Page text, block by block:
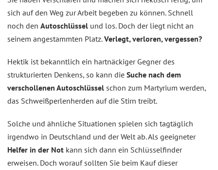
sich auf den Weg zur Arbeit begeben zu können. Schnell
noch den Autoschlüssel und los. Doch der liegt nicht an
seinem angestammten Platz.Verlegt, verloren, vergessen?
Hektik ist bekanntlich ein hartnäckiger Gegner des
strukturierten Denkens, so kann die Suche nach dem
verschollenen Autoschlüssel schon zum Martyrium werden,
das Schweißperlenherden auf die Stirn treibt.
Solche und ähnliche Situationen spielen sich tagtäglich
irgendwo in Deutschland und der Welt ab. Als geeigneter
Helfer in der Not kann sich dann ein Schlüsselfinder
erweisen. Doch worauf sollten Sie beim Kauf dieser